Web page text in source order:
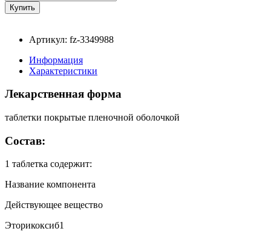
Артикул: fz-3349988
Информация
Характеристики
Лекарственная форма
таблетки покрытые пленочной оболочкой
Состав:
1 таблетка содержит:
Название компонента
Действующее вещество
Эторикоксиб1